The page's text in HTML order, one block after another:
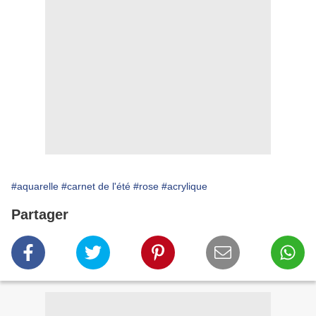
#aquarelle #carnet de l'été #rose #acrylique
Partager